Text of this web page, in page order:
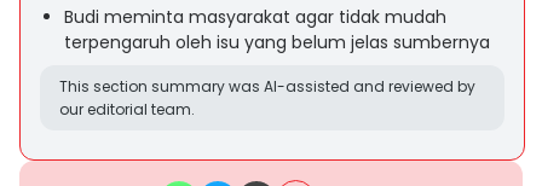
Budi meminta masyarakat agar tidak mudah
terpengaruh oleh isu yang belum jelas sumbernya
This section summary was AI-assisted and reviewed by
our editorial team.